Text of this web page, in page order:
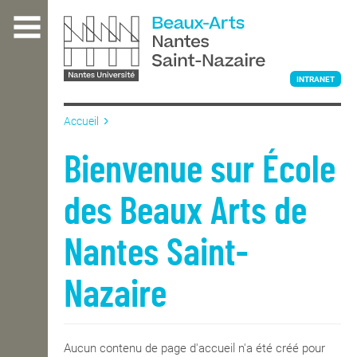
contenu
L'ÉCOLE
ENSEIGNEMENT
INTERNATIONAL
INTRANET
Accueil
Bienvenue sur École
des Beaux Arts de
Nantes Saint-
Nazaire
Aucun contenu de page d'accueil n'a été créé pour